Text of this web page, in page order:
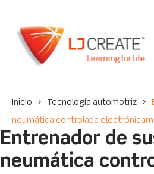
Inicio > Tecnología automotriz >
neumática controlada
Entrenador de
neumática